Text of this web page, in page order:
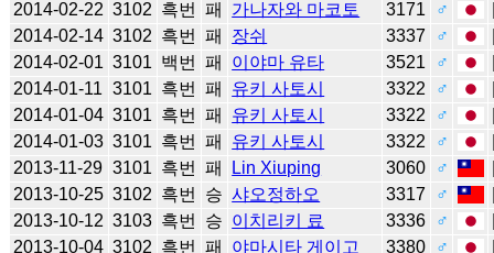
2014-02-22 3102 흑번 패 가나자와 마코토 3171 ♂
2014-02-14 3102 흑번 패 장쉬 3337 ♂
2014-02-01 3101 백번 패 이야마 유타 3521 ♂
2014-01-11 3101 흑번 패 유키 사토시 3322 ♂
2014-01-04 3101 흑번 패 유키 사토시 3322 ♂
2014-01-03 3101 흑번 패 유키 사토시 3322 ♂
2013-11-29 3101 흑번 패 Lin Xiuping 3060 ♂
2013-10-25 3102 흑번 승 샤오정하오 3317 ♂
2013-10-12 3103 흑번 승 이치리키 료 3336 ♂
2013-10-04 3102 흑번 패 야마시타 게이고 3380 ♂